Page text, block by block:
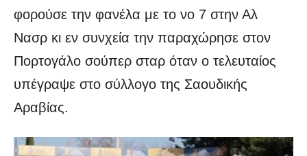
φορούσε την φανέλα με το νο 7 στην Αλ
Νασρ κι εν συνχεία την παραχώρησε στον
Πορτογάλο σούπερ σταρ όταν ο τελευταίος
υπέγραψε στο σύλλογο της Σαουδικής
Αραβίας.